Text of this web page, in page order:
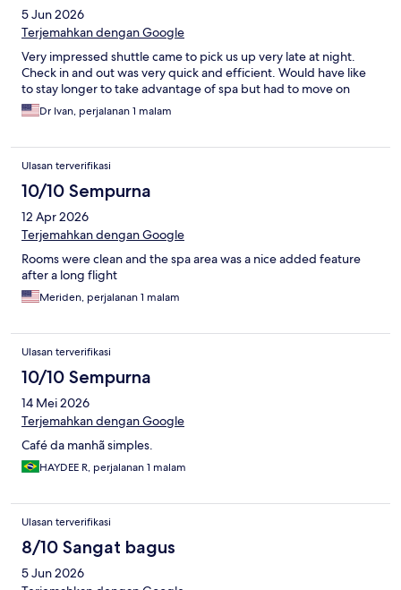
5 Jun 2026
Terjemahkan dengan Google
Very impressed shuttle came to pick us up very late at night.
Check in and out was very quick and efficient. Would have like
to stay longer to take advantage of spa but had to move on
Dr Ivan, perjalanan 1 malam
Ulasan terverifikasi
10/10 Sempurna
12 Apr 2026
Terjemahkan dengan Google
Rooms were clean and the spa area was a nice added feature
after a long flight
Meriden, perjalanan 1 malam
Ulasan terverifikasi
10/10 Sempurna
14 Mei 2026
Terjemahkan dengan Google
Café da manhã simples.
HAYDEE R, perjalanan 1 malam
Ulasan terverifikasi
8/10 Sangat bagus
5 Jun 2026